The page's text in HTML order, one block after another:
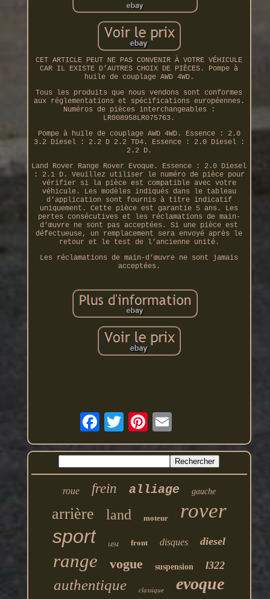
CET ARTICLE PEUT NE PAS CONVENIR À VOTRE VÉHICULE
CAR IL EXISTE D’AUTRES CHOIX DE PIÈCES. Pompe à
huile de couplage AWD 4WD.
Tous les produits que nous vendons sont conformes
aux réglementations et spécifications européennes.
Numéros de pièces interchangeables :
LR008958LR075763.
Pompe à huile de couplage AWD 4WD. Essence : 2.0
3.2 Diesel : 2.2 D 2.2 TD4. Essence : 2.0 Diesel :
2.2 D.
Land Rover Range Rover Evoque. Essence : 2.0 Diesel
: 2.1 D. Veuillez utiliser le numéro de pièce pour
vérifier si la pièce est compatible avec votre
véhicule. Les modèles indiqués dans le tableau
d’application sont fournis à titre indicatif
uniquement. Cette pièce est garantie 5 ans. Les
pertes consécutives et les réclamations de main-
d’œuvre ne sont pas acceptées. Si une pièce est
défectueuse, un remplacement sera envoyé après le
retour et le test de l’ancienne unité.
Les réclamations de main-d’œuvre ne sont jamais
acceptées.
roue frein alliage gauche
arrière land moteur rover
sport l494 front disques diesel
range vogue suspension l322
authentique classique evoque